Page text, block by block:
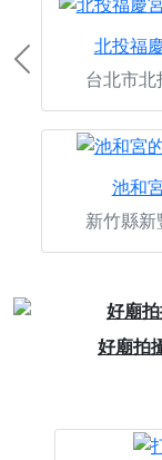
北投福
台北市北
池和
新竹縣新
Previous
好廟拍
Previous